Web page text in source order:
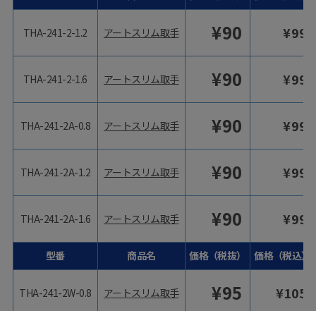
THA-241-2-1.2
THA-241-2-1.6
THA-241-2A-0.8
THA-241-2A-1.2
THA-241-2A-1.6
型番
THA-241-2W-0.8
アートスリム取手 ¥90 ¥99
アートスリム取手 ¥90 ¥99
アートスリム取手 ¥90 ¥99
アートスリム取手 ¥90 ¥99
アートスリム取手 ¥90 ¥99
商品名 価格（税抜） 価格（税込）
アートスリム取手 ¥95 ¥105